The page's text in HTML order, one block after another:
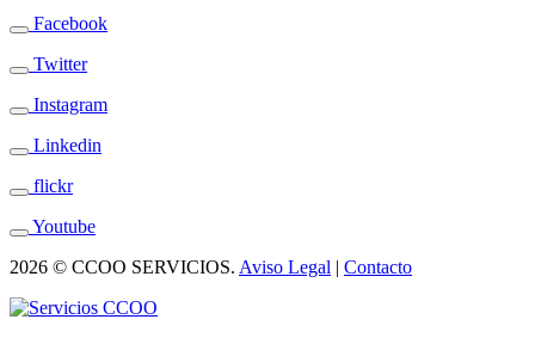
Facebook
Twitter
Instagram
Linkedin
flickr
Youtube
2026 © CCOO SERVICIOS. Aviso Legal | Contacto